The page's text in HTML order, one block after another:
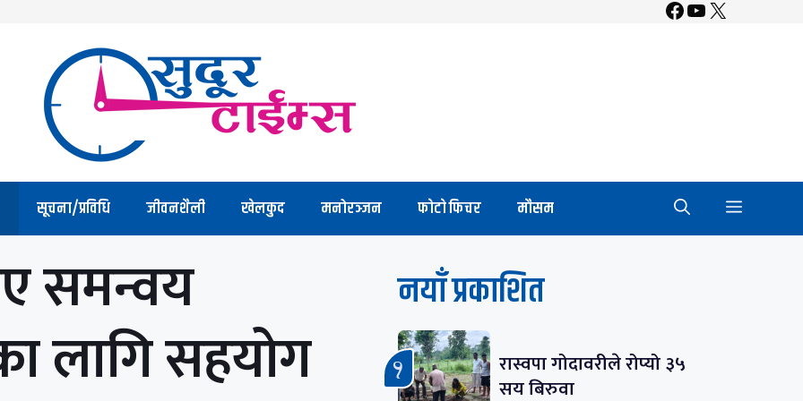
Facebook
YouTube
X
सूचना/प्रविधि जीवनशैली खेलकुद मनोरञ्जन फाेटाे फिचर माैसम
समन्वय
लागि सहयोग
नयाँ प्रकाशित
रास्वपा गोदावरीले रोप्यो ३५
सय बिरुवा